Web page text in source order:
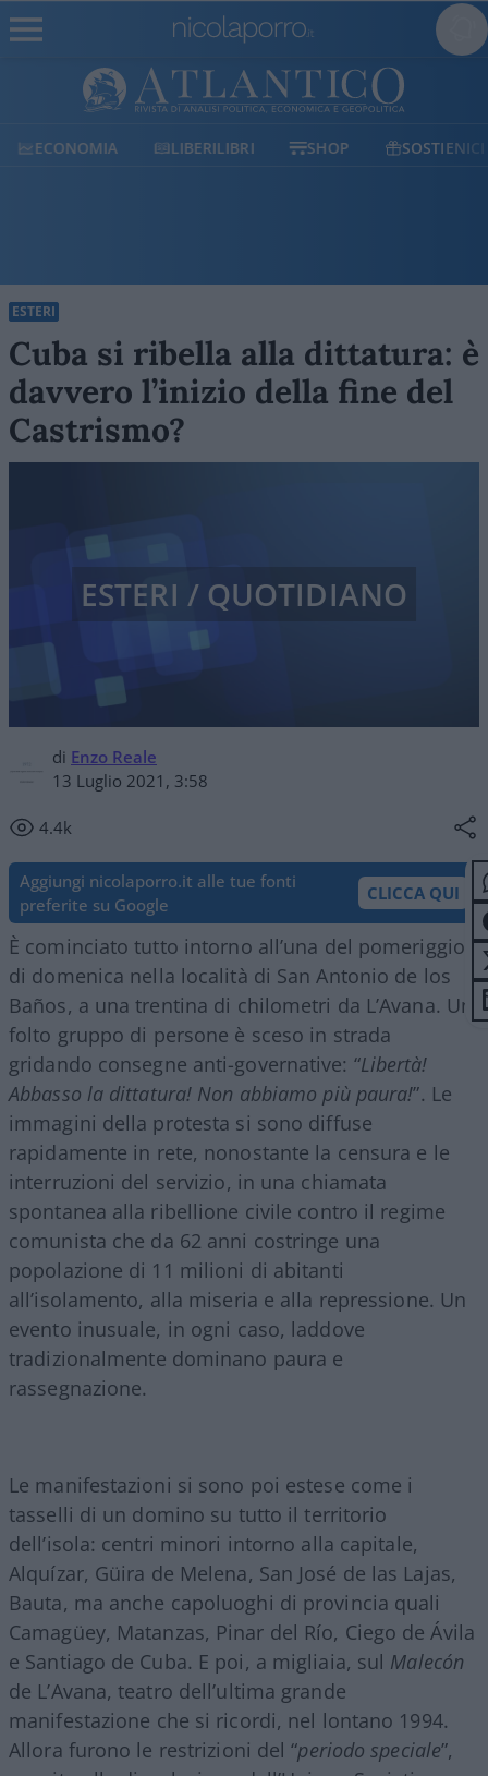
ECONOMIA LIBERILIBRI SHOP SOSTIENICI
ESTERI
Cuba si ribella alla dittatura: è
davvero l’inizio della fine del
Castrismo?
di Enzo Reale
13 Luglio 2021, 3:58
4.4k
ESTERI / QUOTIDIANO
Aggiungi nicolaporro.it alle tue fonti
preferite su Google
CLICCA QUI
È cominciato tutto intorno all’una del pomeriggio
di domenica nella località di San Antonio de los
Baños, a una trentina di chilometri da L’Avana. Un
folto gruppo di persone è sceso in strada
gridando consegne anti-governative: “Libertà!
Abbasso la dittatura! Non abbiamo più paura!”. Le
immagini della protesta si sono diffuse
rapidamente in rete, nonostante la censura e le
interruzioni del servizio, in una chiamata
spontanea alla ribellione civile contro il regime
comunista che da 62 anni costringe una
popolazione di 11 milioni di abitanti
all’isolamento, alla miseria e alla repressione. Un
evento inusuale, in ogni caso, laddove
tradizionalmente dominano paura e
rassegnazione.
Le manifestazioni si sono poi estese come i
tasselli di un domino su tutto il territorio
dell’isola: centri minori intorno alla capitale,
Alquízar, Güira de Melena, San José de las Lajas,
Bauta, ma anche capoluoghi di provincia quali
Camagüey, Matanzas, Pinar del Río, Ciego de Ávila
e Santiago de Cuba. E poi, a migliaia, sul Malecón
de L’Avana, teatro dell’ultima grande
manifestazione che si ricordi, nel lontano 1994.
Allora furono le restrizioni del “periodo speciale”,